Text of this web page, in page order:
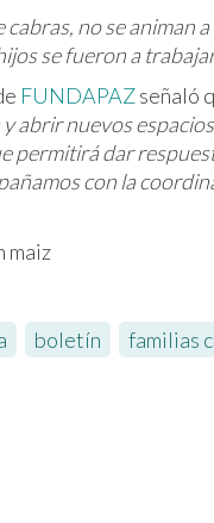
no se animan
se fueron a
FUNDAPAZseñaló
abrir nuevos
permitirá dar
con la
boletín familias